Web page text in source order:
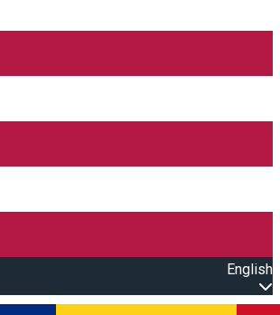
English